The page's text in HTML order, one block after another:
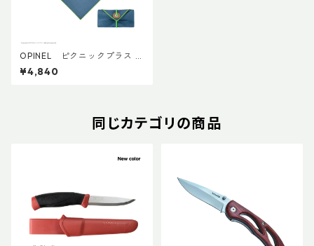
OPINEL ピクニックプラス コ
ンプリートセット
¥4,840
同じカテゴリの商品